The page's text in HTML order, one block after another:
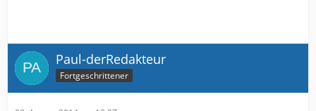
Paul-derRedakteur
Fortgeschrittener